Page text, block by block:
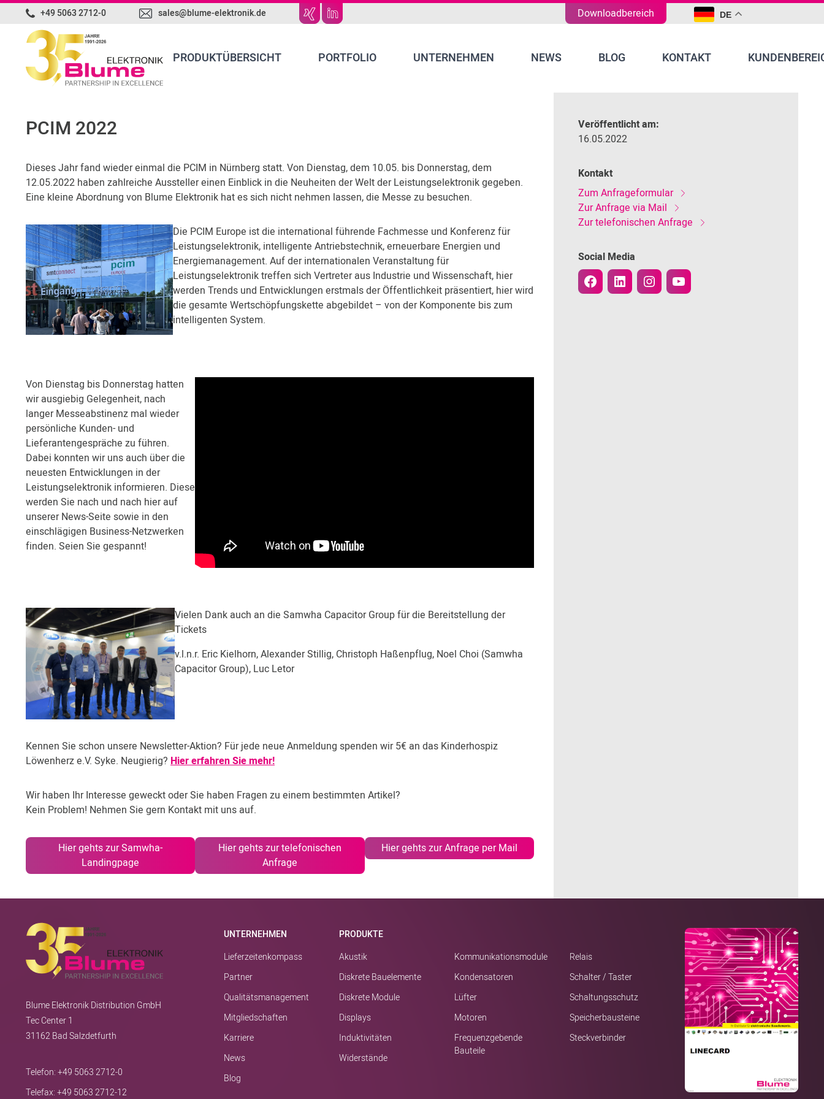
+49 5063 2712-0 sales@blume-elektronik.de Downloadbereich DE
PRODUKTÜBERSICHT PORTFOLIO UNTERNEHMEN NEWS BLOG KONTAKT
PCIM 2022
Dieses Jahr fand wieder einmal die PCIM in Nürnberg statt. Von Dienstag, dem 10.05. bis Donnerstag, dem
12.05.2022 haben zahlreiche Aussteller einen Einblick in die Neuheiten der Welt der Leistungselektronik gegeben.
Eine kleine Abordnung von Blume Elektronik hat es sich nicht nehmen lassen, die Messe zu besuchen.
Die PCIM Europe ist die international führende Fachmesse und Konferenz für
Leistungselektronik, intelligente Antriebstechnik, erneuerbare Energien und
Energiemanagement. Auf der internationalen Veranstaltung für
Leistungselektronik treffen sich Vertreter aus Industrie und Wissenschaft, hier
werden Trends und Entwicklungen erstmals der Öffentlichkeit präsentiert, hier wird
die gesamte Wertschöpfungskette abgebildet – von der Komponente bis zum
intelligenten System.
Von Dienstag bis Donnerstag hatten
wir ausgiebig Gelegenheit, nach
langer Messeabstinenz mal wieder
persönliche Kunden- und
Lieferantengespräche zu führen.
Dabei konnten wir uns auch über die
neuesten Entwicklungen in der
Leistungselektronik informieren. Diese
werden Sie nach und nach hier auf
unserer News-Seite sowie in den
einschlägigen Business-Netzwerken
finden. Seien Sie gespannt!
Vielen Dank auch an die Samwha Capacitor Group für die Bereitstellung der
Tickets
v.l.n.r. Eric Kielhorn, Alexander Stillig, Christoph Haßenpflug, Noel Choi (Samwha
Capacitor Group), Luc Letor
Kennen Sie schon unsere Newsletter-Aktion? Für jede neue Anmeldung spenden wir 5€ an das Kinderhospiz
Löwenherz e.V. Syke. Neugierig? Hier erfahren Sie mehr!
Wir haben Ihr Interesse geweckt oder Sie haben Fragen zu einem bestimmten Artikel?
Kein Problem! Nehmen Sie gern Kontakt mit uns auf.
Hier gehts zur Samwha-
Landingpage
Hier gehts zur telefonischen
Anfrage
Hier gehts zur Anfrage per Mail
Veröffentlicht am:
16.05.2022
Kontakt
Zum Anfrageformular
Zur Anfrage via Mail
Zur telefonischen Anfrage
Social Media
Blume Elektronik Distribution GmbH
Tec Center 1
31162 Bad Salzdetfurth
Telefon:+49 5063 2712-0
Telefax: +49 5063 2712-12
UNTERNEHMEN
Lieferzeitenkompass
Partner
Qualitätsmanagement
Mitgliedschaften
Karriere
News
Blog
PRODUKTE
Akustik
Diskrete Bauelemente
Diskrete Module
Displays
Induktivitäten
Widerstände
Kommunikationsmodule
Kondensatoren
Lüfter
Motoren
Frequenzgebende
Bauteile
Relais
Schalter / Taster
Schaltungsschutz
Speicherbausteine
Steckverbinder